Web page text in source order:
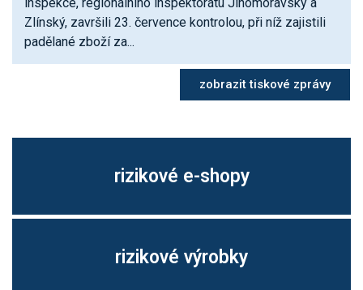
Zlínský, završili 23. července kontrolou, při níž zajistili
padělané zboží za...
zobrazit tiskové zprávy
rizikové e-shopy
rizikové výrobky